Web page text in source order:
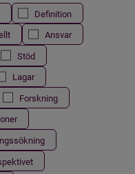
Definition
Ansvar
Stöd
Lagar
Forskning